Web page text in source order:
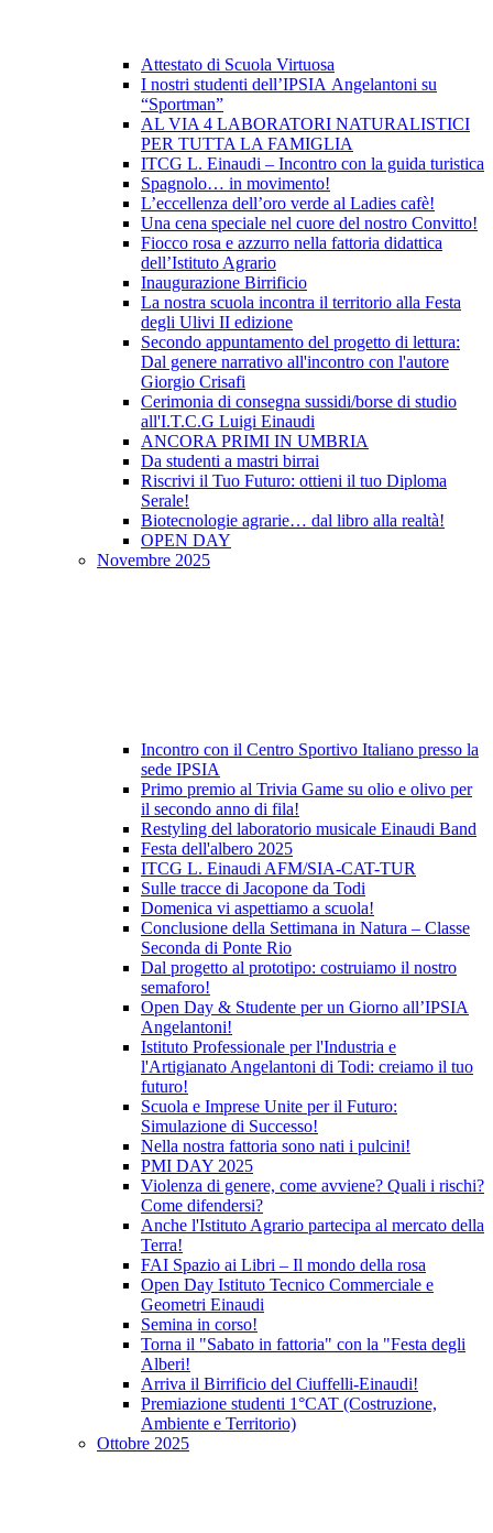
Attestato di Scuola Virtuosa
I nostri studenti dell’IPSIA Angelantoni su
“Sportman”
AL VIA 4 LABORATORI NATURALISTICI
PER TUTTA LA FAMIGLIA
ITCG L. Einaudi – Incontro con la guida turistica
Spagnolo… in movimento!
L’eccellenza dell’oro verde al Ladies cafè!
Una cena speciale nel cuore del nostro Convitto!
Fiocco rosa e azzurro nella fattoria didattica
dell’Istituto Agrario
Inaugurazione Birrificio
La nostra scuola incontra il territorio alla Festa
degli Ulivi II edizione
Secondo appuntamento del progetto di lettura:
Dal genere narrativo all'incontro con l'autore
Giorgio Crisafi
Cerimonia di consegna sussidi/borse di studio
all'I.T.C.G Luigi Einaudi
ANCORA PRIMI IN UMBRIA
Da studenti a mastri birrai
Riscrivi il Tuo Futuro: ottieni il tuo Diploma
Serale!
Biotecnologie agrarie… dal libro alla realtà!
OPEN DAY
Novembre 2025
Incontro con il Centro Sportivo Italiano presso la
sede IPSIA
Primo premio al Trivia Game su olio e olivo per
il secondo anno di fila!
Restyling del laboratorio musicale Einaudi Band
Festa dell'albero 2025
ITCG L. Einaudi AFM/SIA-CAT-TUR
Sulle tracce di Jacopone da Todi
Domenica vi aspettiamo a scuola!
Conclusione della Settimana in Natura – Classe
Seconda di Ponte Rio
Dal progetto al prototipo: costruiamo il nostro
semaforo!
Open Day & Studente per un Giorno all’IPSIA
Angelantoni!
Istituto Professionale per l'Industria e
l'Artigianato Angelantoni di Todi: creiamo il tuo
futuro!
Scuola e Imprese Unite per il Futuro:
Simulazione di Successo!
Nella nostra fattoria sono nati i pulcini!
PMI DAY 2025
Violenza di genere, come avviene? Quali i rischi?
Come difendersi?
Anche l'Istituto Agrario partecipa al mercato della
Terra!
FAI Spazio ai Libri – Il mondo della rosa
Open Day Istituto Tecnico Commerciale e
Geometri Einaudi
Semina in corso!
Torna il "Sabato in fattoria" con la "Festa degli
Alberi!
Arriva il Birrificio del Ciuffelli-Einaudi!
Premiazione studenti 1°CAT (Costruzione,
Ambiente e Territorio)
Ottobre 2025